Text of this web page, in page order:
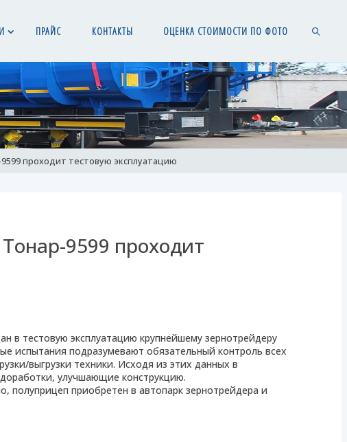
ПРАЙС КОНТАКТЫ ОЦЕНКА СТОИМОСТИ ПО ФОТО
SEARCH
проходит тестовую эксплуатацию
9599 проходит
в тестовую эксплуатацию крупнейшему зернотрейдеру
испытания подразумевают обязательный контроль всех
выгрузки техники. Исходя из этих данных в
улучшающие конструкцию.
полуприцеп приобретен в автопарк зернотрейдера и